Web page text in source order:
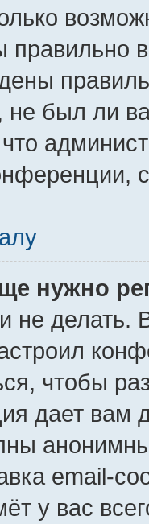
правильно
не был ли
нужно
не делать.
чтобы
дает вам
email-
у вас